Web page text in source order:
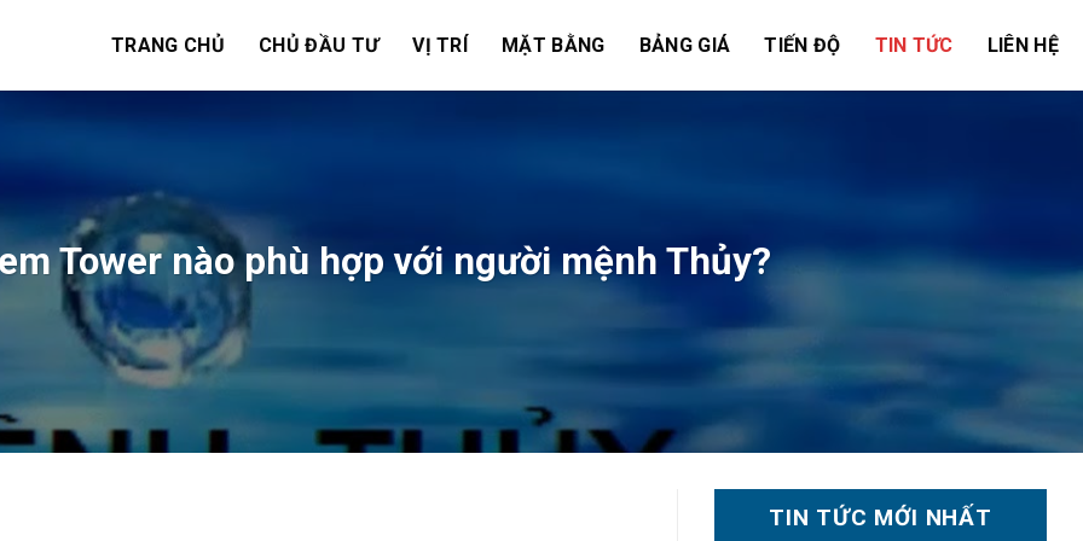
TRANG CHỦ CHỦ ĐẦU TƯ VỊ TRÍ MẶT BẰNG BẢNG GIÁ TIẾN ĐỘ TIN TỨC LIÊN HỆ
Tower nào phù hợp với người mệnh Thủy?
TIN TỨC MỚI NHẤT